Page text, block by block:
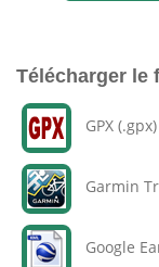
Télécharger le
GPX (.gpx)
Garmin
Google